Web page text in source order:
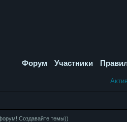
Форум Участники
Создавайте темы))